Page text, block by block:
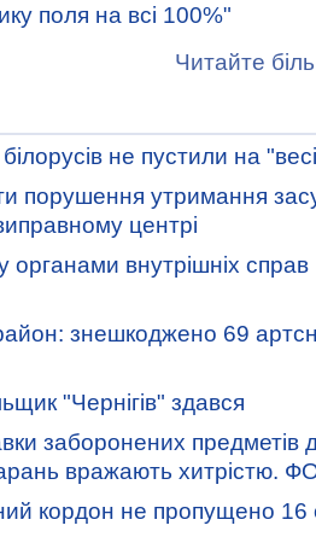
поля на всі 100%"
Читайте
не пустили на
порушення утримання
центрі
внутрішніх справ
знешкоджено 69
"Чернігів" здався
заборонених предметів
вражають хитрістю.
кордон не пропущено 16